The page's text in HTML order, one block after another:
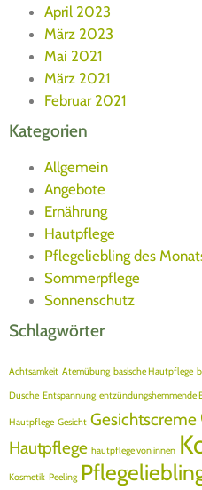
April 2023
März 2023
Mai 2021
März 2021
Februar 2021
Kategorien
Allgemein
Angebote
Ernährung
Hautpflege
Pflegeliebling des
Sommerpflege
Sonnenschutz
Schlagwörter
Achtsamkeit Atemübung basische Hautpflege
Dusche Entspannung entzündungshemmende
Hautpflege Gesicht Gesichtscreme
Hautpflege hautpflege von innen
Kosmetik Peeling